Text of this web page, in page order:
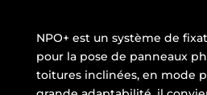
NPO+ est un système de
pour la pose de panneaux
toitures inclinées, en mode